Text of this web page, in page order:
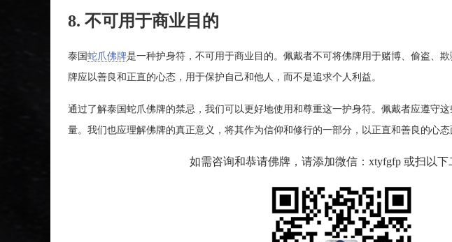
8. 不可用于商业目的
泰国 蛇爪佛牌是一种护身符，不可用于商业目的。佩戴者不可将佛牌用于赌博、偷盗、
牌应以善良和正直的心态，用于保护自己和他人，而不是追求个人利益。
通过了解泰国蛇爪佛牌的禁忌，我们可以更好地使用和尊重这一护身符。佩戴者应遵守
量。我们也应理解佛牌的真正意义，将其作为信仰和修行的一部分，以正直和善良的心态
如需咨询和恭请佛牌，请添加微信：xtyfgfp 或扫以下